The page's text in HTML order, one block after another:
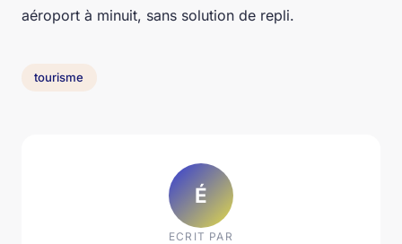
aéroport à minuit, sans solution de repli.
tourisme
É
ECRIT PAR